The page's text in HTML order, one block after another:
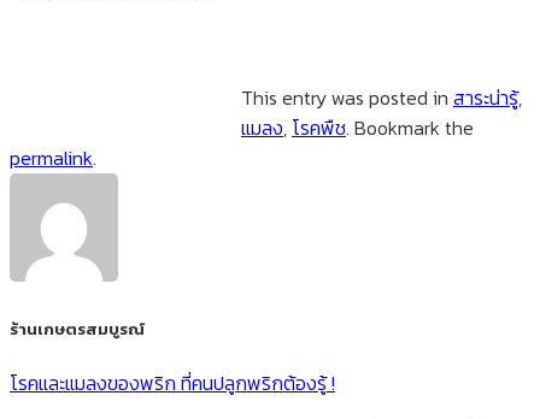
This entry was posted in สาระน่ารู้,
แมลง, โรคพืช. Bookmark the
permalink.
ร้านเกษตรสมบูรณ์
โรคและแมลงของพริก ที่คนปลูกพริกต้องรู้ !